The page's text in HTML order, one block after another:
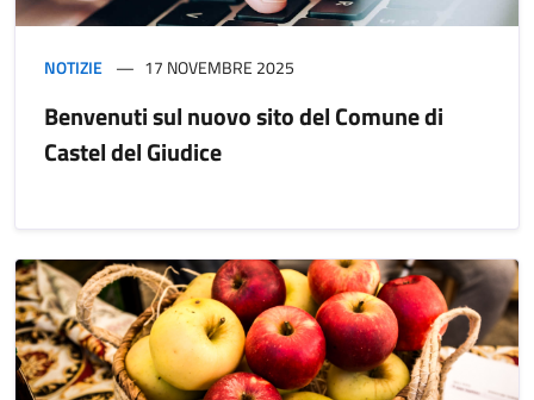
NOTIZIE 17 NOVEMBRE 2025
Benvenuti sul nuovo sito del Comune di
Castel del Giudice